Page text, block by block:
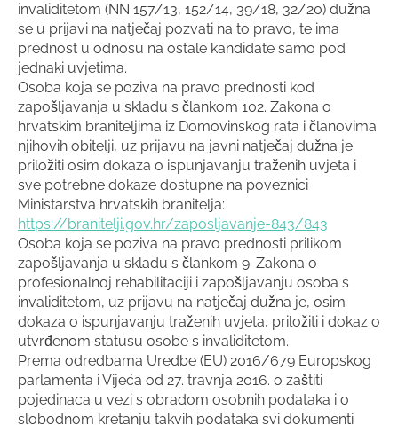
invaliditetom (NN 157/13, 152/14, 39/18, 32/20) dužna
se u prijavi na natječaj pozvati na to pravo, te ima
prednost u odnosu na ostale kandidate samo pod
jednaki uvjetima.
Osoba koja se poziva na pravo prednosti kod
zapošljavanja u skladu s člankom 102. Zakona o
hrvatskim braniteljima iz Domovinskog rata i članovima
njihovih obitelji, uz prijavu na javni natječaj dužna je
priložiti osim dokaza o ispunjavanju traženih uvjeta i
sve potrebne dokaze dostupne na poveznici
Ministarstva hrvatskih branitelja:
https://branitelji.gov.hr/zaposljavanje-843/843
Osoba koja se poziva na pravo prednosti prilikom
zapošljavanja u skladu s člankom 9. Zakona o
profesionalnoj rehabilitaciji i zapošljavanju osoba s
invaliditetom, uz prijavu na natječaj dužna je, osim
dokaza o ispunjavanju traženih uvjeta, priložiti i dokaz o
utvrđenom statusu osobe s invaliditetom.
Prema odredbama Uredbe (EU) 2016/679 Europskog
parlamenta i Vijeća od 27. travnja 2016. o zaštiti
pojedinaca u vezi s obradom osobnih podataka i o
slobodnom kretanju takvih podataka svi dokumenti